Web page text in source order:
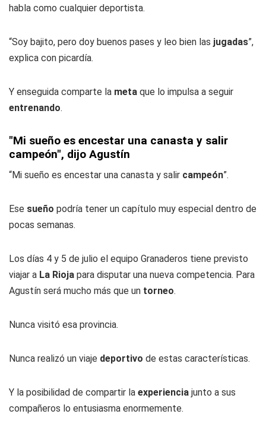
habla como cualquier deportista.
“Soy bajito, pero doy buenos pases y leo bien las jugadas”,
explica con picardía.
Y enseguida comparte la meta que lo impulsa a seguir
entrenando.
"Mi sueño es encestar una canasta y salir
campeón", dijo Agustín
“Mi sueño es encestar una canasta y salir campeón”.
Ese sueño podría tener un capítulo muy especial dentro de
pocas semanas.
Los días 4 y 5 de julio el equipo Granaderos tiene previsto
viajar a La Rioja para disputar una nueva competencia. Para
Agustín será mucho más que un torneo.
Nunca visitó esa provincia.
Nunca realizó un viaje deportivo de estas características.
Y la posibilidad de compartir la experiencia junto a sus
compañeros lo entusiasma enormemente.